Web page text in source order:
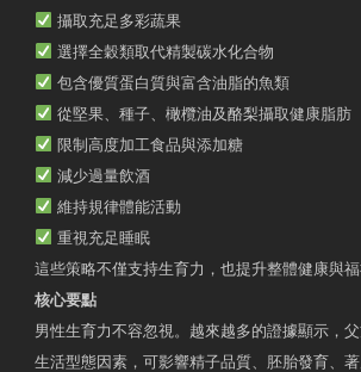
攝取充足多彩蔬果
選擇全穀類取代精製碳水化合物
包含優質蛋白質與富含油脂的魚類
從堅果、種子、橄欖油及酪梨攝取健康脂肪
限制高度加工食品與添加糖
減少過量飲酒
維持規律體能活動
重視充足睡眠
這些策略不僅支持生育力，也提升整體健康與福
核心要點
男性生育力不容忽視。越來越多的證據顯示，
生活型態因素，可影響精子品質、胚胎發育、著